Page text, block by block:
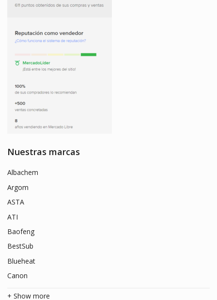
Nuestras marcas
Albachem
Argom
ASTA
ATI
Baofeng
BestSub
Blueheat
Canon
+ Show more